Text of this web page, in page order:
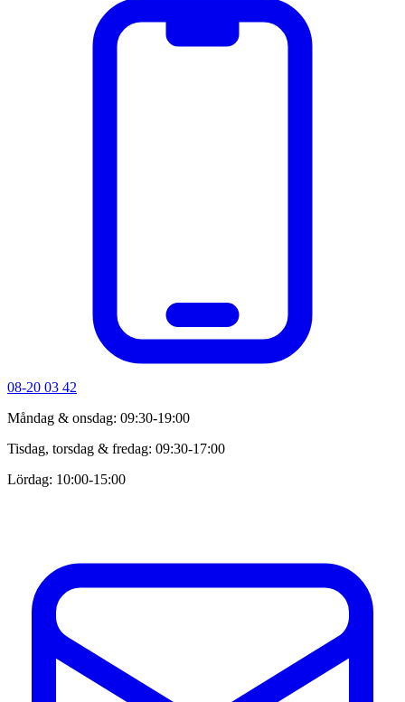
08-20 03 42
Måndag & onsdag: 09:30-19:00
Tisdag, torsdag & fredag: 09:30-17:00
Lördag: 10:00-15:00